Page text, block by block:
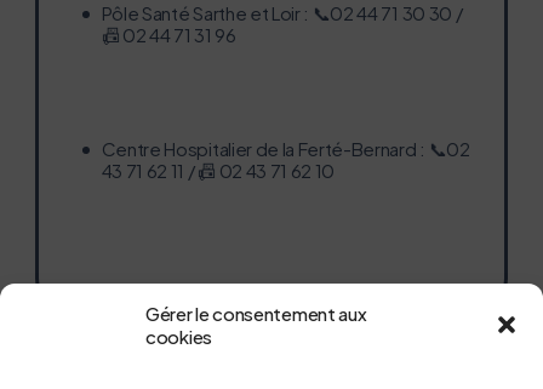
Gérer le consentement aux
cookies
Pôle Santé Sarthe et Loir : 📞02 44 71 30 30 /
📠 02 44 71 31 96
Centre Hospitalier de la Ferté-Bernard : 📞02
43 71 62 11 / 📠 02 43 71 62 10